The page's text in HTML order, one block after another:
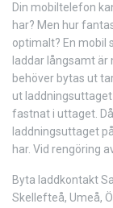
Din mobiltelefon
har? Men hur
optimalt? En mobil
laddar långsamt
behöver bytas ut
ut
fastnat i uttaget.
laddningsuttaget
har. Vid rengöring
Byta laddkontakt
Skellefteå, Umeå,